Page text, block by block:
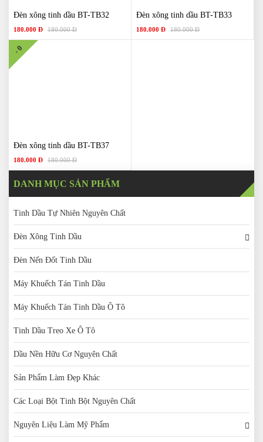
Đèn xông tinh dầu BT-TB32
180.000 Đ 180.000 Đ
Đèn xông tinh dầu BT-TB33
180.000 Đ 180.000 Đ
Đèn xông tinh dầu BT-TB37
180.000 Đ 180.000 Đ
- 0
DANH MỤC SẢN PHẨM
Tinh Dầu Tự Nhiên Nguyên Chất
Đèn Xông Tinh Dầu
Đèn Nến Đốt Tinh Dầu
Máy Khuếch Tán Tinh Dầu
Máy Khuếch Tán Tinh Dầu Ô Tô
Tinh Dầu Treo Xe Ô Tô
Dầu Nền Hữu Cơ Nguyên Chất
Sản Phẩm Làm Đẹp Khác
Các Loại Bột Tinh Bột Nguyên Chất
Nguyên Liệu Làm Mỹ Phẩm